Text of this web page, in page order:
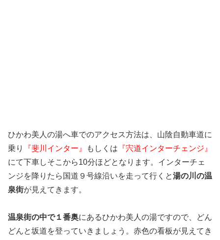
ひかわ美人の湯へ車でのアクセス方法は、山陰自動車道に
乗り
『斐川インター』 もしくは 『宍道インターチェンジ』
にて下車しそこから10分ほどとなります。インターチェ
ンジを降りたら国道９号線沿いを走って行くと湯の川の温
泉街が見えてきます。
温泉街の中で１番奥にあるひかわ美人の湯ですので、どん
どんと坂道を登っていきましょう。赤色の看板が見えてき